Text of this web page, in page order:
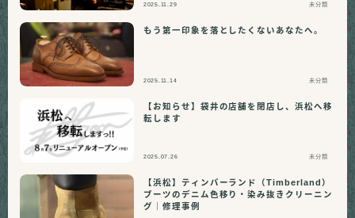
2025.11.29 未分類
もう第一印象を落としたくないあなたへ。
2025.11.14 未分類
【お知らせ】袋井の店舗を閉店し、浜松へ移
転します
2025.07.26 未分類
【浜松】ティンバーランド（Timberland）
ブーツのデニム色移り・染み抜きクリーニン
グ｜修理事例